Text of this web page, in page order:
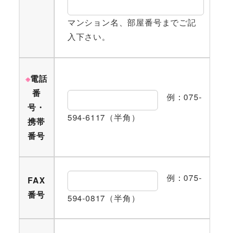
マンション名、部屋番号までご記
入下さい。
※電話
番
号・
携帯
番号
例：075-
594-6117（半角）
FAX
番号
例：075-
594-0817（半角）